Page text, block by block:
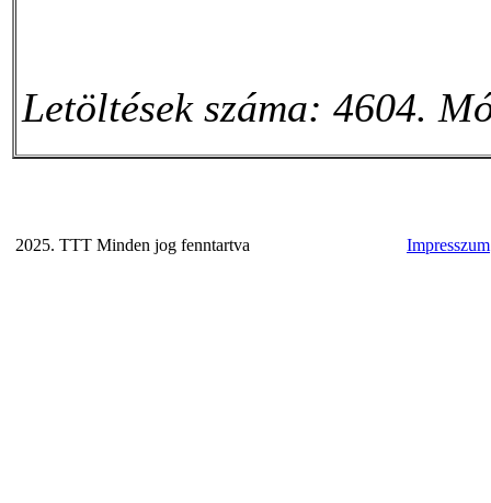
Letöltések száma: 4604.
2025. TTT Minden jog fenntartva Impresszum